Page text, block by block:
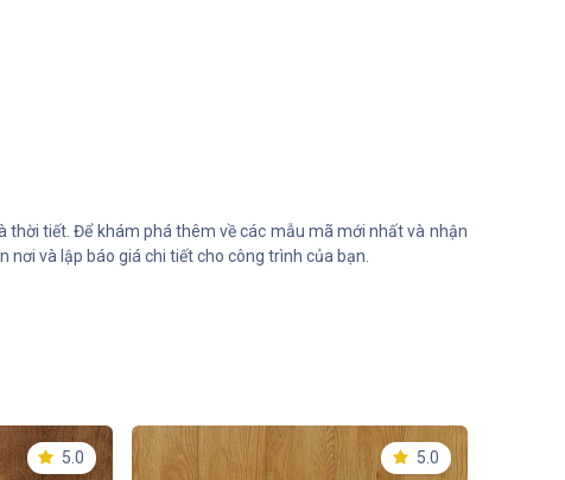
tiết. Để khám phá thêm về các mẫu mã mới nhất và nhận
và lập báo giá chi tiết cho công trình của bạn.
5.0 5.0